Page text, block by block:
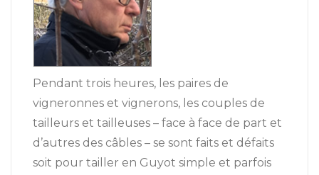
Pendant trois heures, les paires de
vigneronnes et vignerons, les couples de
tailleurs et tailleuses – face à face de part et
d’autres des câbles – se sont faits et défaits
soit pour tailler en Guyot simple et parfois